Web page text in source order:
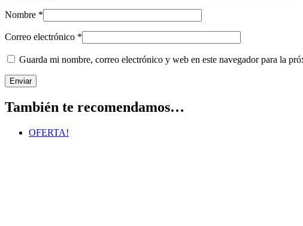
Nombre *
Correo electrónico *
Guarda mi nombre, correo electrónico y web en este navegador para la
También te recomendamos…
OFERTA!